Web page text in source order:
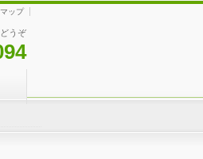
うぞ
ップ